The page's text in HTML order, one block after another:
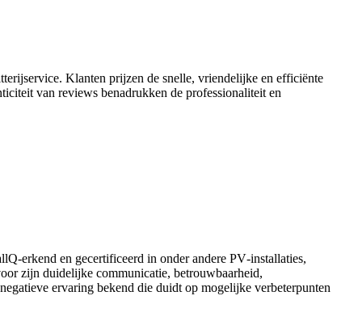
Klanten prijzen de snelle, vriendelijke en efficiënte
van reviews benadrukken de professionaliteit en
en gecertificeerd in onder andere PV‑installaties,
zijn duidelijke communicatie, betrouwbaarheid,
ervaring bekend die duidt op mogelijke verbeterpunten